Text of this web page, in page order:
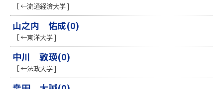
［ ←流通経済大学 ]
山之内 佑成(0)
［ ←東洋大学 ]
中川 敦瑛(0)
［ ←法政大学 ]